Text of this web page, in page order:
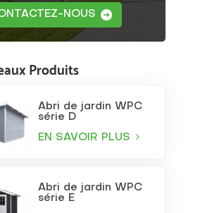
NOUS
Produits
Abri de jardin WPC
série D
EN SAVOIR PLUS
Abri de jardin WPC
série E